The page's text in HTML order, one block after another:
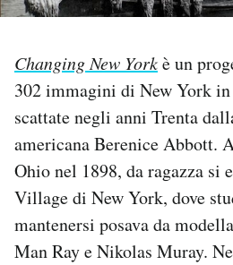
NEWSLETTER
I MIEI PREFERITI
SHOP
CALENDARIO
AREA PERSONALE
Changing New Yorkè un
302 immagini di New York in
scattate negli anni Trenta
americana Berenice Abbott.
Ohio nel 1898, da ragazza si
Village di New York, dove
mantenersi posava da
Man Ray e Nikolas Muray.